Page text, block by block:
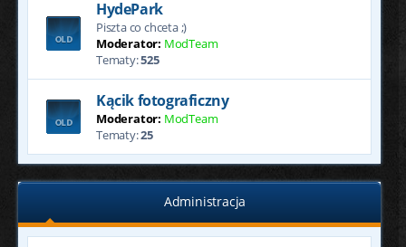
HydePark
Piszta co chceta ;)
Moderator: ModTeam
Tematy:525
Kącik fotograficzny
Moderator: ModTeam
Tematy:25
Administracja